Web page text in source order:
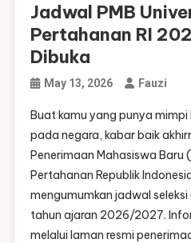
Jadwal PMB
Pertahanan RI
Dibuka
May 13, 2026 Fauzi
Buat kamu yang punya
pada negara, kabar baik
Penerimaan Mahasiswa Baru
Pertahanan Republik
mengumumkan jadwal
tahun ajaran 2026/2027.
melalui laman resmi